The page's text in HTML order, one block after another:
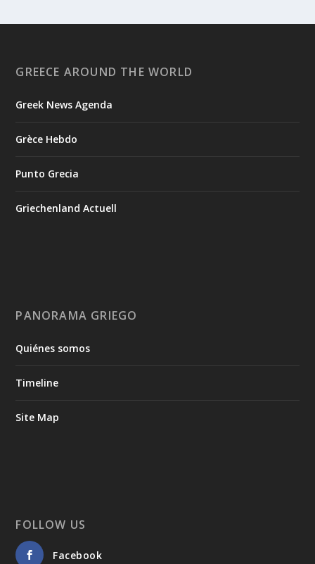
GREECE AROUND THE WORLD
Greek News Agenda
Grèce Hebdo
Punto Grecia
Griechenland Actuell
PANORAMA GRIEGO
Quiénes somos
Timeline
Site Map
FOLLOW US
Facebook